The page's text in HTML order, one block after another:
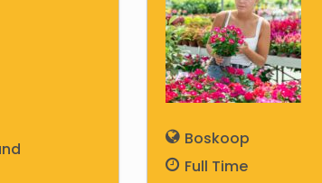
Boskoop
Full Time